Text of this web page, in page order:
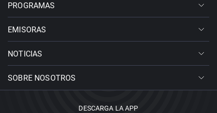
PROGRAMAS
EMISORAS
NOTICIAS
SOBRE NOSOTROS
DESCARGA LA APP